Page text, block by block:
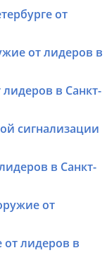
от
от лидеров в
в Санкт-
сигнализации
в Санкт-
от
лидеров в